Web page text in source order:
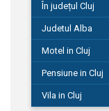
În județul Cluj
Judetul Alba
Motel in Cluj
Pensiune in Cluj
Vila in Cluj